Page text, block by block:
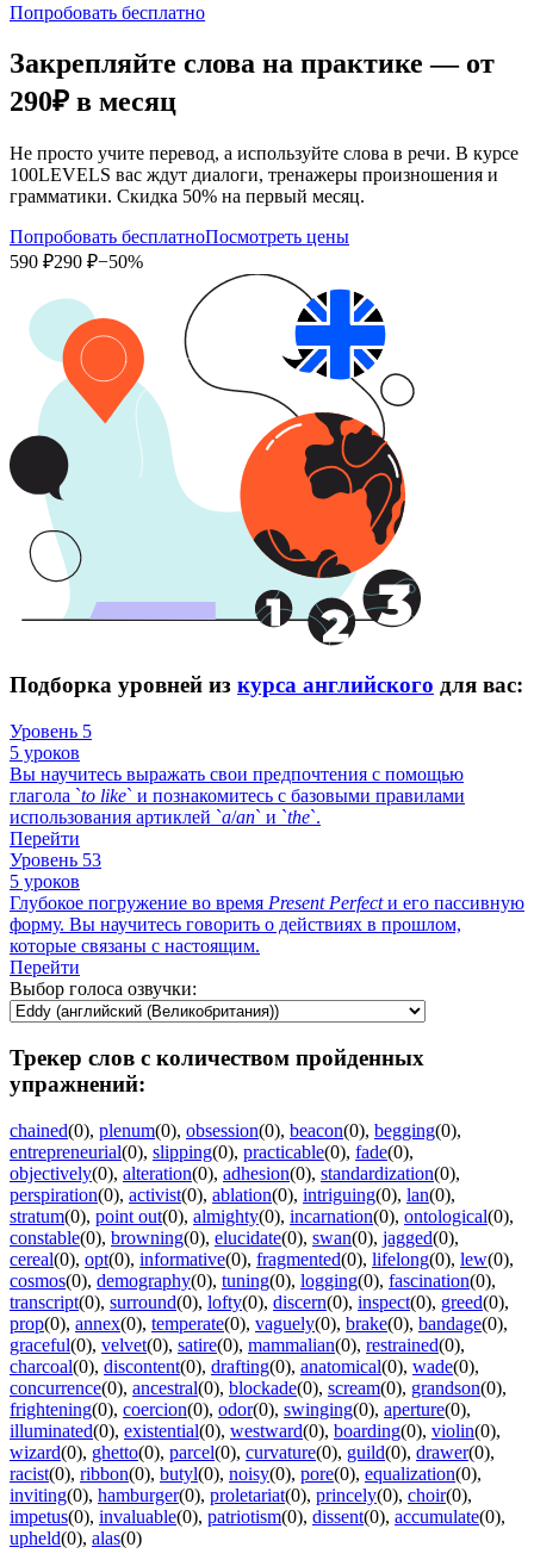
Попробовать бесплатно
Закрепляйте слова на практике — от
290₽ в месяц
Не просто учите перевод, а используйте слова в речи. В курсе
100LEVELS вас ждут диалоги, тренажеры произношения и
грамматики. Скидка 50% на первый месяц.
Попробовать бесплатноПосмотреть цены
590 ₽290 ₽−50%
Подборка уровней из курса английского для вас:
Уровень 5
5 уроков
Вы научитесь выражать свои предпочтения с помощью
глагола `to like` и познакомитесь с базовыми правилами
использования артиклей `a/an` и `the`.
Перейти
Уровень 53
5 уроков
Глубокое погружение во время Present Perfectи его пассивную
форму. Вы научитесь говорить о действиях в прошлом,
которые связаны с настоящим.
Перейти
Выбор голоса озвучки:
Трекер слов с количеством пройденных
упражнений:
chained(0), plenum(0), obsession(0), beacon(0), begging(0),
entrepreneurial(0), slipping(0), practicable(0), fade(0),
objectively(0), alteration(0), adhesion(0), standardization(0),
perspiration(0), activist(0), ablation(0), intriguing(0), lan(0),
stratum(0), point out(0), almighty(0), incarnation(0), ontological(0),
constable(0), browning(0), elucidate(0), swan(0), jagged(0),
cereal(0), opt(0), informative(0), fragmented(0), lifelong(0), lew(0),
cosmos(0), demography(0), tuning(0), logging(0), fascination(0),
transcript(0), surround(0), lofty(0), discern(0), inspect(0), greed(0),
prop(0), annex(0), temperate(0), vaguely(0), brake(0), bandage(0),
graceful(0), velvet(0), satire(0), mammalian(0), restrained(0),
charcoal(0), discontent(0), drafting(0), anatomical(0), wade(0),
concurrence(0), ancestral(0), blockade(0), scream(0), grandson(0),
frightening(0), coercion(0), odor(0), swinging(0), aperture(0),
illuminated(0), existential(0), westward(0), boarding(0), violin(0),
wizard(0), ghetto(0), parcel(0), curvature(0), guild(0), drawer(0),
racist(0), ribbon(0), butyl(0), noisy(0), pore(0), equalization(0),
inviting(0), hamburger(0), proletariat(0), princely(0), choir(0),
impetus(0), invaluable(0), patriotism(0), dissent(0), accumulate(0),
upheld(0), alas(0)